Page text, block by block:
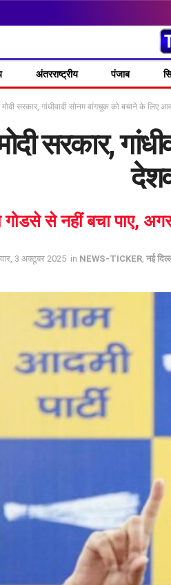
अंतरराष्ट्रीय पंजाब
मोदी सरकार, गांधीवादी सोनम वांगचुक को बचाने के लिए
सरकार,
गोडसे से नहीं बचा पाए,
3 अक्टूबर 2025 in NEWS-TICKER नई